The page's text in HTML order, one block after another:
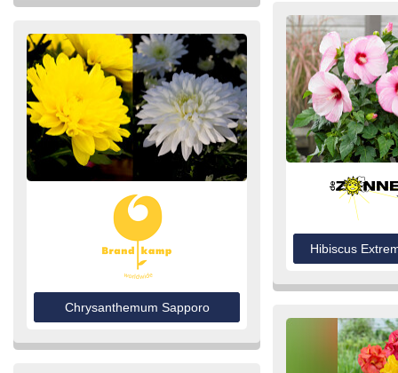
Chrysanthemum Sapporo
Hibiscus